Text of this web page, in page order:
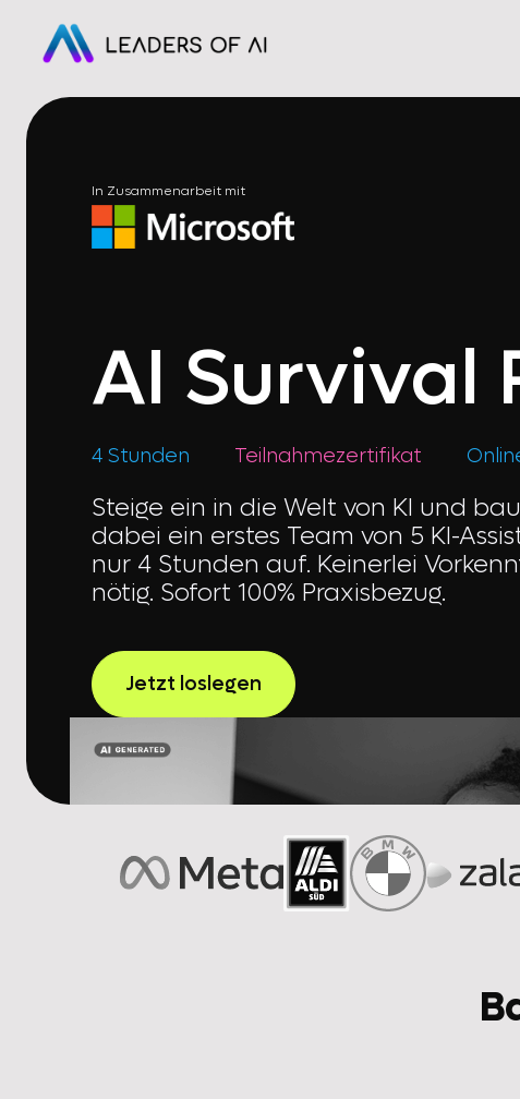
In Zusammenarbeit mit
AI Survival
4 Stunden Teilnahmezertifikat
Steige ein in die Welt von KI und
dabei ein erstes Team von 5 KI-
nur 4 Stunden auf. Keinerlei
nötig. Sofort 100% Praxisbezug.
Jetzt loslegen